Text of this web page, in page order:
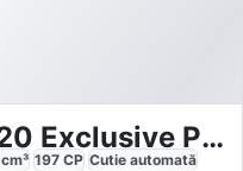
Mercedes-Benz E 220 Exclusive Plus
cm³ 197 CP Cutie automată